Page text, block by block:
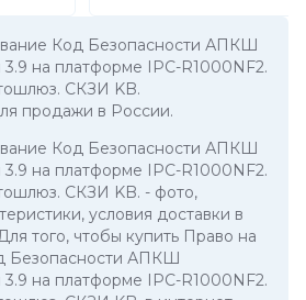
Код Безопасности АПКШ
на платформе IPC-R1000NF2.
СКЗИ KB.
продажи в России.
Код Безопасности АПКШ
на платформе IPC-R1000NF2.
СКЗИ KB. - фото,
условия доставки в
того, чтобы купить Право на
Безопасности АПКШ
на платформе IPC-R1000NF2.